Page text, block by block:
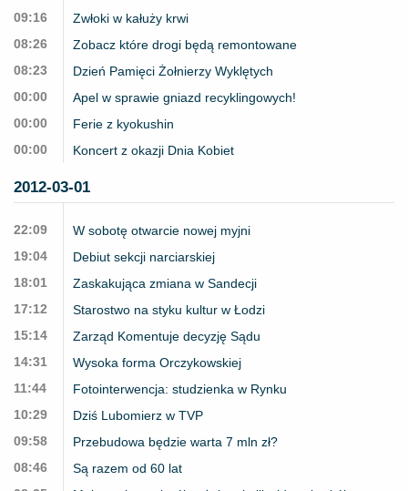
09:16
Zwłoki w kałuży krwi
08:26
Zobacz które drogi będą remontowane
08:23
Dzień Pamięci Żołnierzy Wyklętych
00:00
Apel w sprawie gniazd recyklingowych!
00:00
Ferie z kyokushin
00:00
Koncert z okazji Dnia Kobiet
2012-03-01
22:09
W sobotę otwarcie nowej myjni
19:04
Debiut sekcji narciarskiej
18:01
Zaskakująca zmiana w Sandecji
17:12
Starostwo na styku kultur w Łodzi
15:14
Zarząd Komentuje decyzję Sądu
14:31
Wysoka forma Orczykowskiej
11:44
Fotointerwencja: studzienka w Rynku
10:29
Dziś Lubomierz w TVP
09:58
Przebudowa będzie warta 7 mln zł?
08:46
Są razem od 60 lat